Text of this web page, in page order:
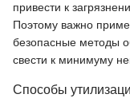
привести к
Поэтому важно
безопасные методы
свести к минимуму
Способы